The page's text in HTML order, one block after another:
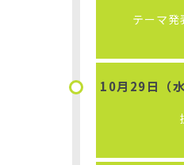
テーマ発
10月29日（水